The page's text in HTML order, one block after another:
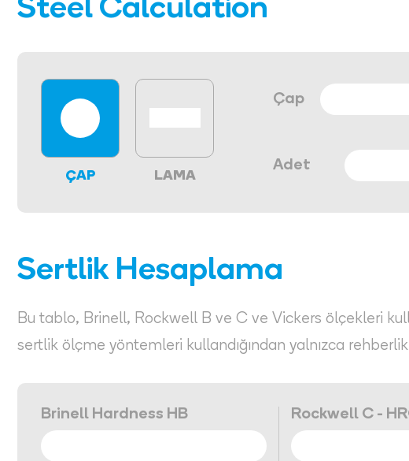
Steel Calculation
ÇAP LAMA
Çap
Adet
Sertlik Hesaplama
Bu tablo, Brinell, Rockwell B ve C ve Vickers ölçekleri
sertlik ölçme yöntemleri kullandığından yalnızca
Brinell Hardness HB Rockwell C -